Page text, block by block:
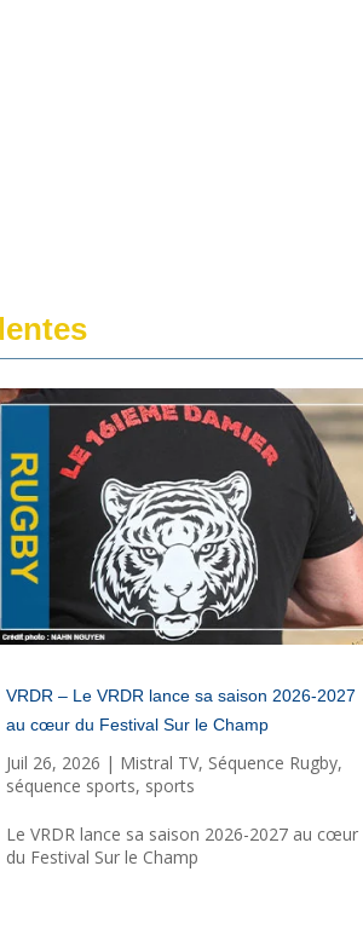
VRDR – Le VRDR lance sa saison 2026-2027
au cœur du Festival Sur le Champ
Juil 26, 2026 | Mistral TV, Séquence Rugby,
séquence sports, sports
Le VRDR lance sa saison 2026-2027 au cœur
du Festival Sur le Champ